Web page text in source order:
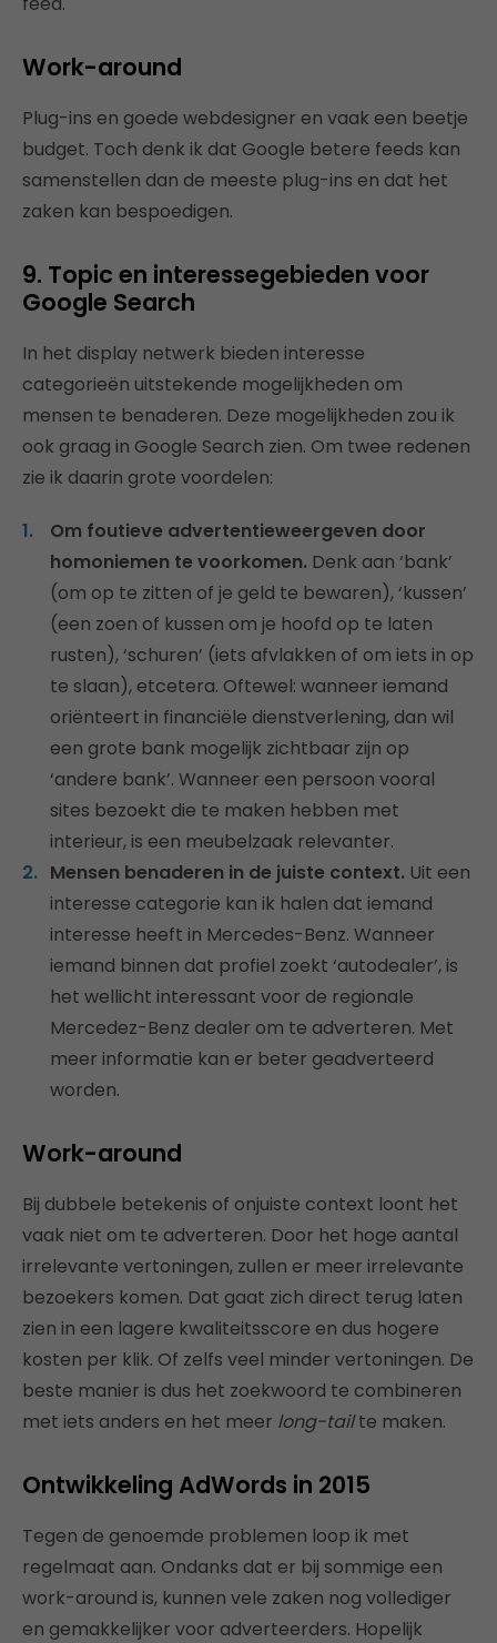
Work-around
Plug-ins en goede webdesigner en vaak een beetje
budget. Toch denk ik dat Google betere feeds kan
samenstellen dan de meeste plug-ins en dat het
zaken kan bespoedigen.
9. Topic en interessegebieden voor
Google Search
In het display netwerk bieden interesse
categorieën uitstekende mogelijkheden om
mensen te benaderen. Deze mogelijkheden zou ik
ook graag in Google Search zien. Om twee redenen
zie ik daarin grote voordelen:
Om foutieve advertentieweergeven door
homoniemen te voorkomen. Denk aan ‘bank’
(om op te zitten of je geld te bewaren), ‘kussen’
(een zoen of kussen om je hoofd op te laten
rusten), ‘schuren’ (iets afvlakken of om iets in op
te slaan), etcetera. Oftewel: wanneer iemand
oriënteert in financiële dienstverlening, dan wil
een grote bank mogelijk zichtbaar zijn op
‘andere bank’. Wanneer een persoon vooral
sites bezoekt die te maken hebben met
interieur, is een meubelzaak relevanter.
Mensen benaderen in de juiste context. Uit een
interesse categorie kan ik halen dat iemand
interesse heeft in Mercedes-Benz. Wanneer
iemand binnen dat profiel zoekt ‘autodealer’, is
het wellicht interessant voor de regionale
Mercedez-Benz dealer om te adverteren. Met
meer informatie kan er beter geadverteerd
worden.
Work-around
Bij dubbele betekenis of onjuiste context loont het
vaak niet om te adverteren. Door het hoge aantal
irrelevante vertoningen, zullen er meer irrelevante
bezoekers komen. Dat gaat zich direct terug laten
zien in een lagere kwaliteitsscore en dus hogere
kosten per klik. Of zelfs veel minder vertoningen. De
beste manier is dus het zoekwoord te combineren
met iets anders en het meer long-tailte maken.
Ontwikkeling AdWords in 2015
Tegen de genoemde problemen loop ik met
regelmaat aan. Ondanks dat er bij sommige een
work-around is, kunnen vele zaken nog vollediger
en gemakkelijker voor adverteerders. Hopelijk